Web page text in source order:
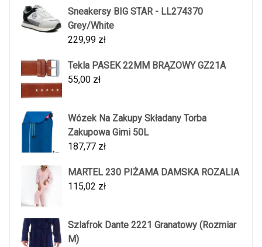
Sneakersy BIG STAR - LL274370
Grey/White
229,99 zł
Tekla PASEK 22MM BRĄZOWY GZ21A
55,00 zł
Wózek Na Zakupy Składany Torba
Zakupowa Gimi 50L
187,77 zł
MARTEL 230 PIŻAMA DAMSKA ROZALIA
115,02 zł
Szlafrok Dante 2221 Granatowy (Rozmiar
M)